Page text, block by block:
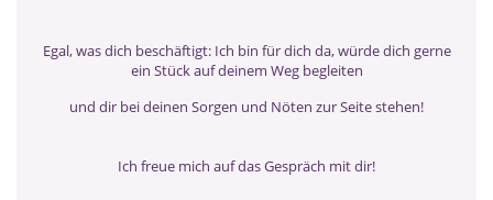
Egal, was dich beschäftigt: Ich bin für dich da, würde dich gerne
ein Stück auf deinem Weg begleiten
und dir bei deinen Sorgen und Nöten zur Seite stehen!
Ich freue mich auf das Gespräch mit dir!